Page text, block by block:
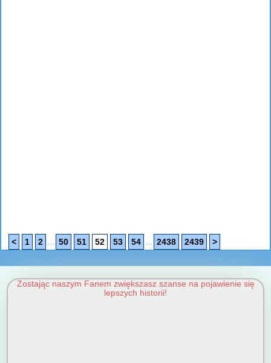
< 1 2 ... 50 51 52 53 54 ... 2438 2439 >
Zostając naszym Fanem zwiększasz szanse na pojawienie się
lepszych historii!